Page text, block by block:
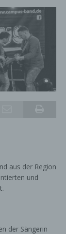
aus der Region
und
der Sängerin